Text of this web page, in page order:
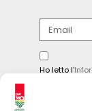
Ho letto l'